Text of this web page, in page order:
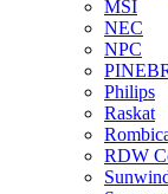
MSI
NEC
NPC
Philips
Raskat
RDW